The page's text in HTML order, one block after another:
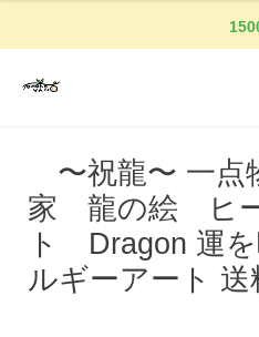
〜祝龍〜 一
家 龍の絵 ヒ
ト Dragon 運
ルギーアート 送